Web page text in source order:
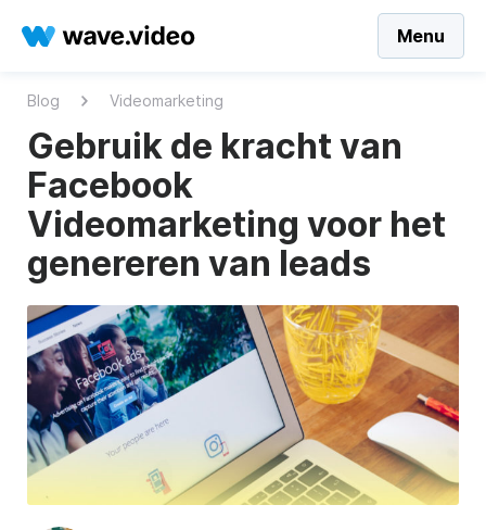
Menu
Blog Videomarketing
Gebruik de kracht van
Facebook
Videomarketing voor het
genereren van leads